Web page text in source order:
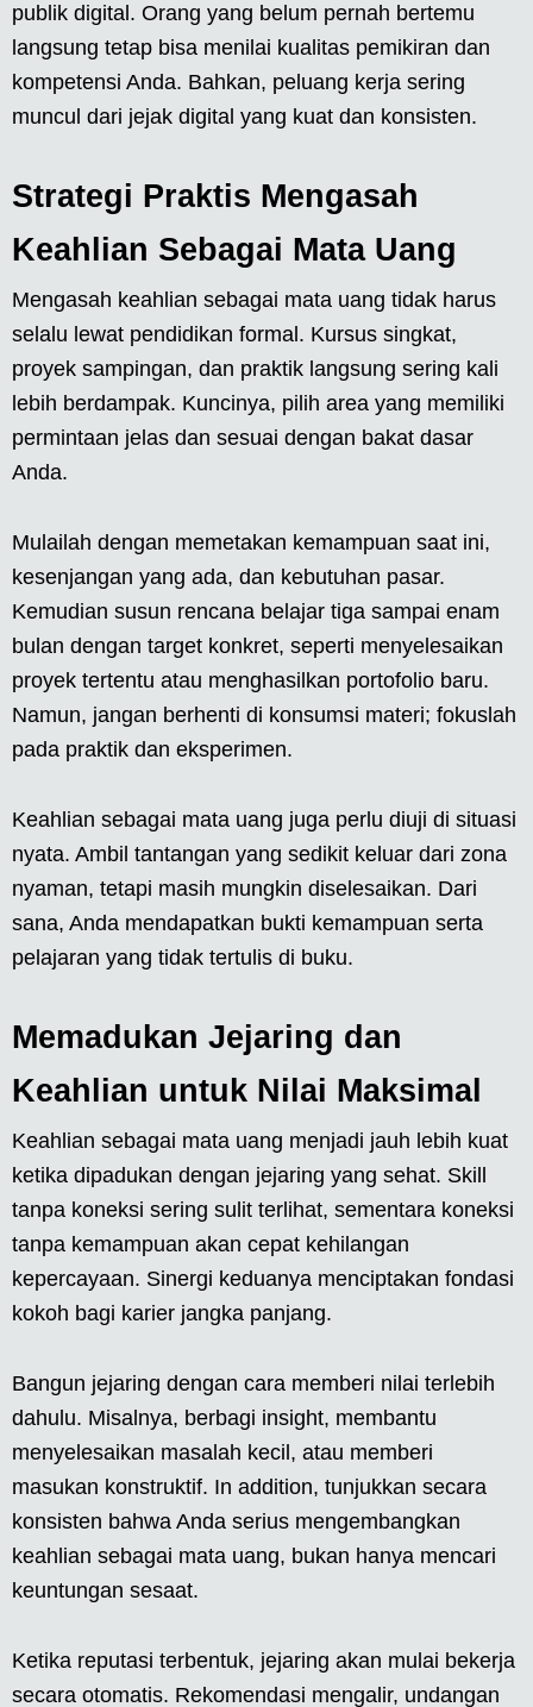
publik digital. Orang yang belum pernah bertemu
langsung tetap bisa menilai kualitas pemikiran dan
kompetensi Anda. Bahkan, peluang kerja sering
muncul dari jejak digital yang kuat dan konsisten.
Strategi Praktis Mengasah
Keahlian Sebagai Mata Uang
Mengasah keahlian sebagai mata uang tidak harus
selalu lewat pendidikan formal. Kursus singkat,
proyek sampingan, dan praktik langsung sering kali
lebih berdampak. Kuncinya, pilih area yang memiliki
permintaan jelas dan sesuai dengan bakat dasar
Anda.
Mulailah dengan memetakan kemampuan saat ini,
kesenjangan yang ada, dan kebutuhan pasar.
Kemudian susun rencana belajar tiga sampai enam
bulan dengan target konkret, seperti menyelesaikan
proyek tertentu atau menghasilkan portofolio baru.
Namun, jangan berhenti di konsumsi materi; fokuslah
pada praktik dan eksperimen.
Keahlian sebagai mata uang juga perlu diuji di situasi
nyata. Ambil tantangan yang sedikit keluar dari zona
nyaman, tetapi masih mungkin diselesaikan. Dari
sana, Anda mendapatkan bukti kemampuan serta
pelajaran yang tidak tertulis di buku.
Memadukan Jejaring dan
Keahlian untuk Nilai Maksimal
Keahlian sebagai mata uang menjadi jauh lebih kuat
ketika dipadukan dengan jejaring yang sehat. Skill
tanpa koneksi sering sulit terlihat, sementara koneksi
tanpa kemampuan akan cepat kehilangan
kepercayaan. Sinergi keduanya menciptakan fondasi
kokoh bagi karier jangka panjang.
Bangun jejaring dengan cara memberi nilai terlebih
dahulu. Misalnya, berbagi insight, membantu
menyelesaikan masalah kecil, atau memberi
masukan konstruktif. In addition, tunjukkan secara
konsisten bahwa Anda serius mengembangkan
keahlian sebagai mata uang, bukan hanya mencari
keuntungan sesaat.
Ketika reputasi terbentuk, jejaring akan mulai bekerja
secara otomatis. Rekomendasi mengalir, undangan